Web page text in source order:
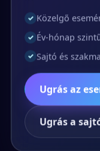
✓ Közelgő
✓ Év-hónap
✓ Sajtó és
Ugrás az
Ugrás a